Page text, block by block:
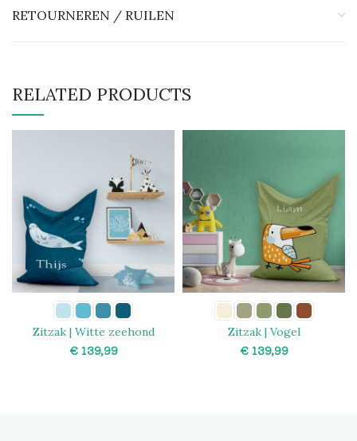
RETOURNEREN / RUILEN
RELATED PRODUCTS
Zitzak | Witte zeehond
€
Zitzak | Vogel
€